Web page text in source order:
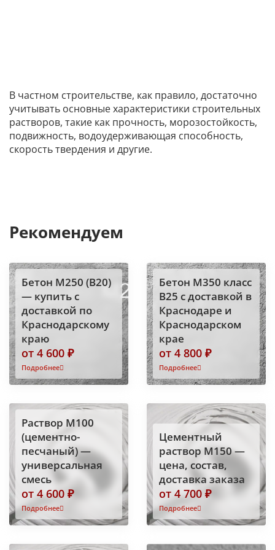
В частном строительстве, как правило, достаточно
учитывать основные характеристики строительных
растворов, такие как прочность, морозостойкость,
подвижность, водоудерживающая способность,
скорость твердения и другие.
Рекомендуем
Бетон М250 (В20)
— купить с
доставкой по
Краснодарскому
краю
от 4 600 ₽
Подробнее
Бетон М350 класс
B25 с доставкой в
Краснодаре и
Краснодарском
крае
от 4 800 ₽
Подробнее
Раствор М100
(цементно-
песчаный) —
универсальная
смесь
от 4 600 ₽
Подробнее
Цементный
раствор М150 —
цена, состав,
доставка заказа
от 4 700 ₽
Подробнее